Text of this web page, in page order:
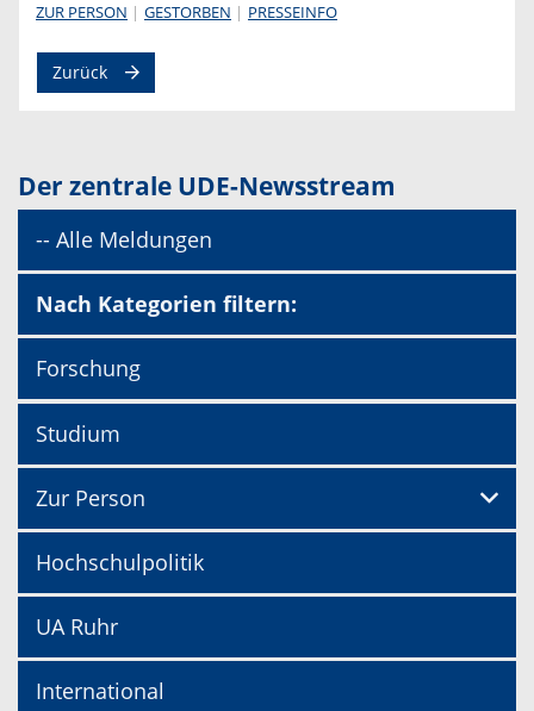
ZUR PERSON GESTORBEN PRESSEINFO
Zurück
Der zentrale UDE-Newsstream
-- Alle Meldungen
Nach Kategorien filtern:
Forschung
Studium
Zur Person
Hochschulpolitik
UA Ruhr
International